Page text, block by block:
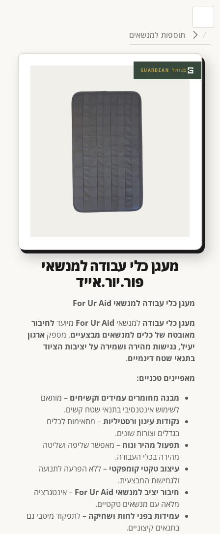
תוספות למנשאים
מנוהל GUARDIAN
מעגן כלי עבודה למנשאי
פור.יור.אייד
מעגן כלי עבודה למנשאי For Ur Aid
מעגן כלי עבודה למנשאי For Ur Aid מיועד לחיבור
מאובטח של כלים למנשאים מבצעיים, מספק ארגון
יעיל, נגישות מהירה ושמירה על יציבות הציוד
בתנאי שטח דינמיים.
מאפיינים טכניים:
מבנה מחומרים עמידים וקשיחים – מותאם
לשימוש אינטנסיבי בתנאי שטח קשים.
נקודות עיגון ורסטיליות– מתאימות לכלים
בגדלים וצורות שונים.
תפעול מהיר ונוח – מאפשר שליפה ושליטה
מהירה בכלי העבודה.
עיצוב טקטי קומפקטי – ללא הפרעה לתנועה
ולגמישות המבצעית.
חיבור יציב למנשאי For Ur Aid
– אינטגרציה
מלאה עם מנשאים טקטיים.
עמידות בפני לחות ושחיקה – לתפקוד מיטבי גם
בתנאים קיצוניים.